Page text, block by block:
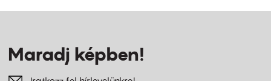
Maradj képben!